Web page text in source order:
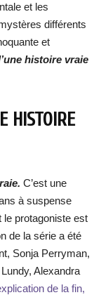
et les
différents
et
histoire vraie
HISTOIRE
C’est une
à suspense
le protagoniste est
de la série a été
Sonja Perryman,
Alexandra
de la fin,